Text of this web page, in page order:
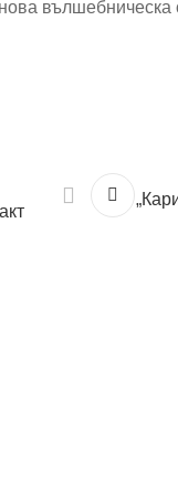
вълшебническа